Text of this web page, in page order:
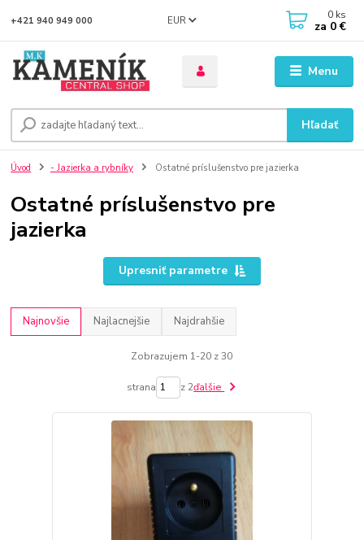
Menu
EUR
Hľadať
+421 940 949 000 0 ks
za 0 €
Úvod - Jazierka a rybníky Ostatné príslušenstvo pre jazierka
Ostatné príslušenstvo pre
jazierka
Upresniť parametre
Najnovšie Najlacnejšie Najdrahšie
Zobrazujem 1-20 z 30
strana z 2ďalšie